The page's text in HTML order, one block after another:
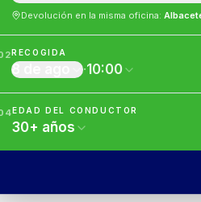
Devolución en la misma oficina:
RECOGIDA
8 de ago ·10:00
EDAD DEL CONDUCTOR
30+ años